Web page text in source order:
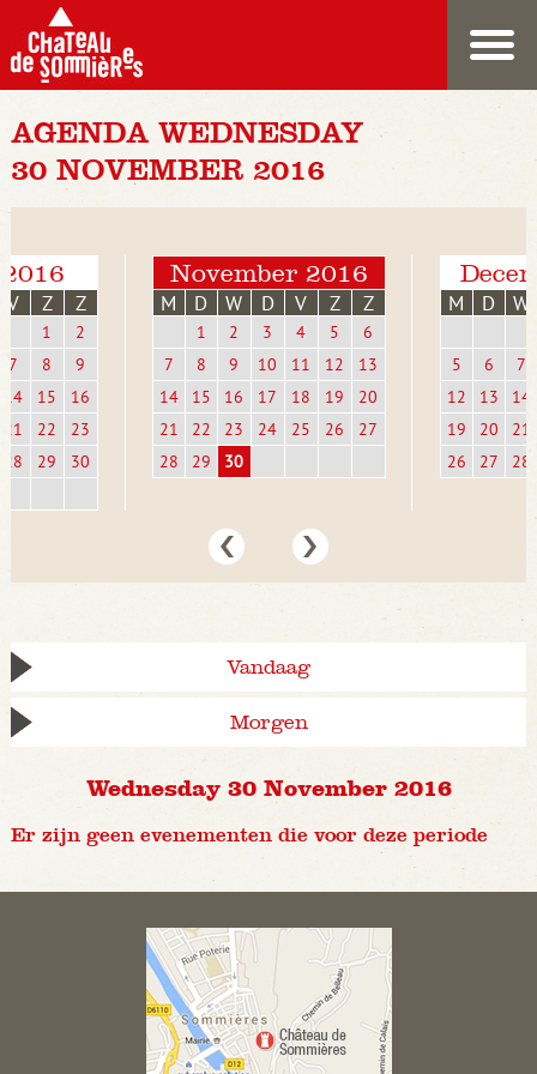
AGENDA WEDNESDAY
30 NOVEMBER 2016
V Z Z
1
2
7
8
9
14
15
16
21
22
23
28
29 30
November 2016
M D W D V Z Z
1 2 3 4 5
6
7
8 9 10 11 12
13
14
15 16 17 18 19
20
21
22 23 24 25 26
27
28
29 30
M D W
5 6
7
12
13
14
19
20
21
26
27 28
Vandaag
Morgen
Wednesday 30 November 2016
Er zijn geen evenementen die voor deze periode